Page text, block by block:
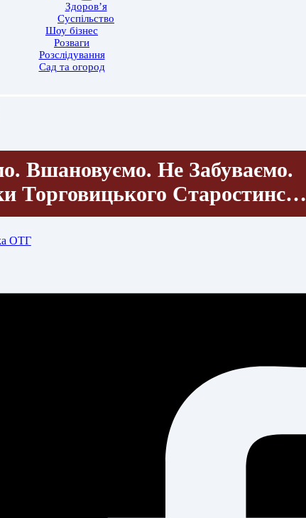
Здоров’я
Суспільство
Шоу бізнес
Розваги
Розслідування
Сад та огород
Вшановуємо. Не Забуваємо.
Торговицького Старостинс…
ОТГ